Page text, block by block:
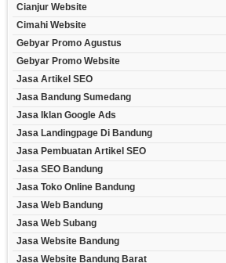
Cianjur Website
Cimahi Website
Gebyar Promo Agustus
Gebyar Promo Website
Jasa Artikel SEO
Jasa Bandung Sumedang
Jasa Iklan Google Ads
Jasa Landingpage Di Bandung
Jasa Pembuatan Artikel SEO
Jasa SEO Bandung
Jasa Toko Online Bandung
Jasa Web Bandung
Jasa Web Subang
Jasa Website Bandung
Jasa Website Bandung Barat